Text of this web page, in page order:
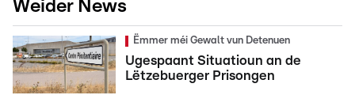
Weider News
Ëmmer méi Gewalt vun Detenuen
Ugespaant Situatioun an de
Lëtzebuerger Prisongen